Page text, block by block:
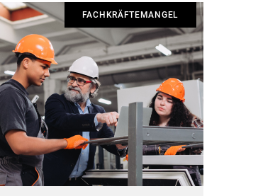
FACHKRÄFTEMANGEL